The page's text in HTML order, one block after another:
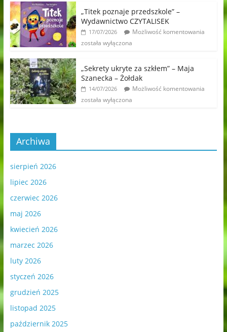
„Titek poznaje przedszkole” –
Wydawnictwo CZYTALISEK
17/07/2026
Możliwość komentowania
została wyłączona
„Sekrety ukryte za szkłem” – Maja
Szanecka – Żołdak
14/07/2026
Możliwość komentowania
została wyłączona
Archiwa
sierpień 2026
lipiec 2026
czerwiec 2026
maj 2026
kwiecień 2026
marzec 2026
luty 2026
styczeń 2026
grudzień 2025
listopad 2025
październik 2025